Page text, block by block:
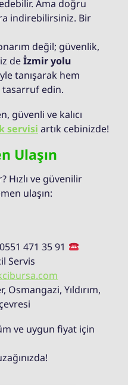
Ama doğru
indirebilirsiniz. Bir
değil; güvenlik,
deİzmir yolu
tanışarak hem
edin.
güvenli ve kalıcı
servisi artık cebinizde!
Ulaşın
Hızlı ve güvenilir
ulaşın:
0551 471 35 91
Servis
Osmangazi, Yıldırım,
ve uygun fiyat için